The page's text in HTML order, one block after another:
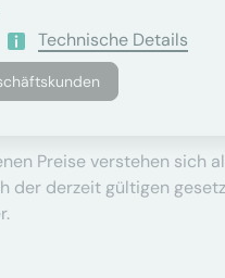
Technische Details
Preise verstehen sich
der derzeit gültigen